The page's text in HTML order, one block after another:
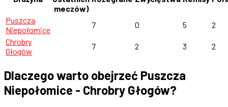
meczów)
Puszcza
Niepołomice
7 0 5
2
Chrobry
Głogów
7 2 3 2
Dlaczego warto obejrzeć Puszcza
Niepołomice - Chrobry Głogów?